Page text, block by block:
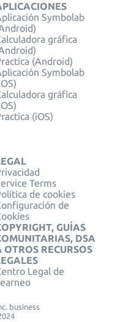
Symbolab
gráfica
(Android)
Symbolab
gráfica
(iOS)
Terms
de cookies
de
GUÍAS
DSA
OTROS RECURSOS
Legal de
business